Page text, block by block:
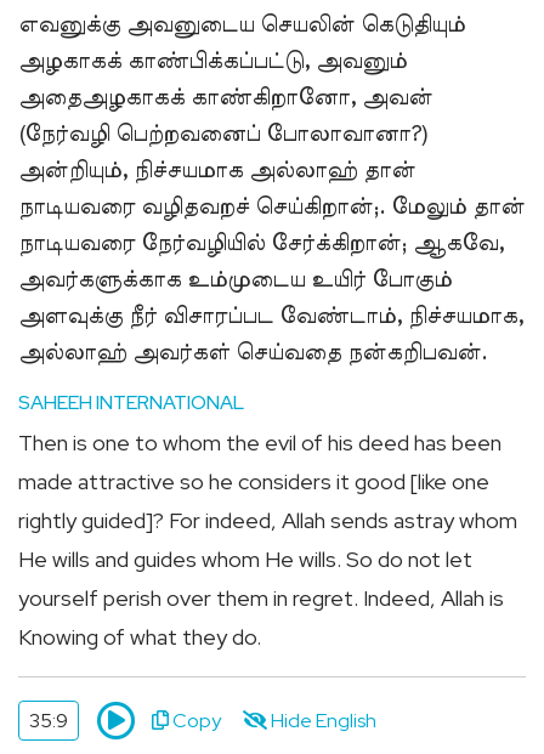
எவனுக்கு அவனுடைய செயலின் கெடுதியும்
அழகாகக் காண்பிக்கப்பட்டு, அவனும்
அதைஅழகாகக் காண்கிறானோ, அவன்
(நேர்வழி பெற்றவனைப் போலாவானா?)
அன்றியும், நிச்சயமாக அல்லாஹ் தான்
நாடியவரை வழிதவறச் செய்கிறான்;. மேலும் தான்
நாடியவரை நேர்வழியில் சேர்க்கிறான்; ஆகவே,
அவர்களுக்காக உம்முடைய உயிர் போகும்
அளவுக்கு நீர் விசாரப்பட வேண்டாம், நிச்சயமாக,
அல்லாஹ் அவர்கள் செய்வதை நன்கறிபவன்.
SAHEEH INTERNATIONAL
Then is one to whom the evil of his deed has been
made attractive so he considers it good [like one
rightly guided]? For indeed, Allah sends astray whom
He wills and guides whom He wills. So do not let
yourself perish over them in regret. Indeed, Allah is
Knowing of what they do.
35:9 Copy Hide English